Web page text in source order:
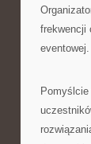
frekwencji
eventowej.